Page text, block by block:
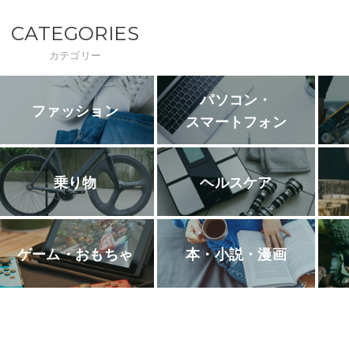
CATEGORIES
カテゴリー
ファッション
パソコン・
スマートフォン
乗り物 ヘルスケア
ゲーム・おもちゃ 本・小説・漫画